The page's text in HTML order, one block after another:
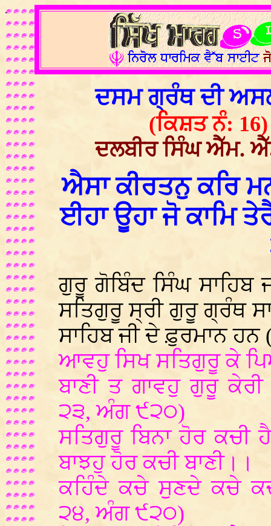
.
ਦਸਮ ਗ੍ਰੰਥ ਦੀ
(ਕਿਸ਼ਤ ਨੰ: 16)
ਦਲਬੀਰ ਸਿੰਘ ਐੱਮ.
ਐਸਾ ਕੀਰਤਨੁ ਕਰਿ
ਈਹਾ ਊਹਾ ਜੋ ਕਾਮਿ
ਗੁਰੂ ਗੋਬਿੰਦ ਸਿੰਘ ਸਾਹਿਬ
ਸਤਿਗੁਰੂ ਸ੍ਰੀ ਗੁਰੂ ਗ੍ਰੰਥ
ਸਾਹਿਬ ਜੀ ਦੇ ਫ਼ੁਰਮਾਨ
ਆਵਹੁ ਸਿਖ ਸਤਿਗੁਰੂ ਕੇ
ਬਾਣੀ ਤ ਗਾਵਹੁ ਗੁਰੂ ਕੇਰੀ
੨੩, ਅੰਗ ੯੨੦)
ਸਤਿਗੁਰੂ ਬਿਨਾ ਹੋਰ ਕਚੀ
ਬਾਝਹੁ ਹੋਰ ਕਚੀ ਬਾਣੀ।।
ਕਹਿੰਦੇ ਕਚੇ ਸੁਣਦੇ ਕਚੇ
੨੪, ਅੰਗ ੯੨੦)